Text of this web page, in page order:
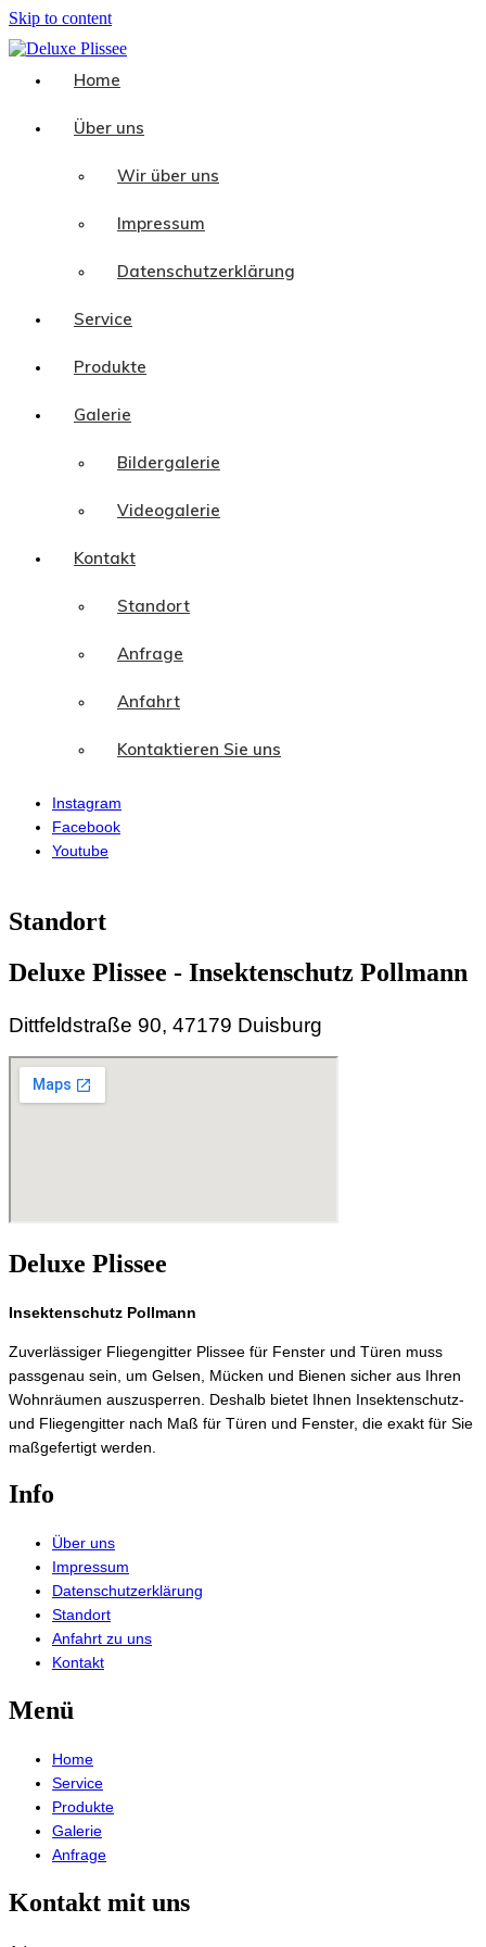
Skip to content
Home
Über uns
Wir über uns
Impressum
Datenschutzerklärung
Service
Produkte
Galerie
Bildergalerie
Videogalerie
Kontakt
Standort
Anfrage
Anfahrt
Kontaktieren Sie uns
Instagram
Facebook
Youtube
Standort
Deluxe Plissee - Insektenschutz Pollmann
Dittfeldstraße 90, 47179 Duisburg
Deluxe Plissee
Insektenschutz Pollmann
Zuverlässiger Fliegengitter Plissee für Fenster und Türen muss
passgenau sein, um Gelsen, Mücken und Bienen sicher aus Ihren
Wohnräumen auszusperren. Deshalb bietet Ihnen Insektenschutz-
und Fliegengitter nach Maß für Türen und Fenster, die exakt für Sie
maßgefertigt werden.
Info
Über uns
Impressum
Datenschutzerklärung
Standort
Anfahrt zu uns
Kontakt
Menü
Home
Service
Produkte
Galerie
Anfrage
Kontakt mit uns